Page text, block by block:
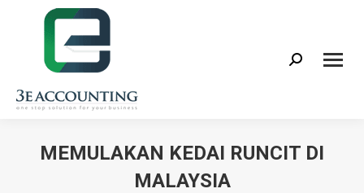
Search:
MEMULAKAN KEDAI RUNCIT DI
MALAYSIA